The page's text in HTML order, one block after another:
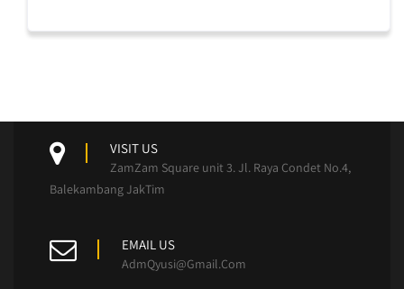
VISIT US
ZamZam Square unit 3. Jl. Raya Condet No.4,
Balekambang JakTim
EMAIL US
AdmQyusi@Gmail.Com